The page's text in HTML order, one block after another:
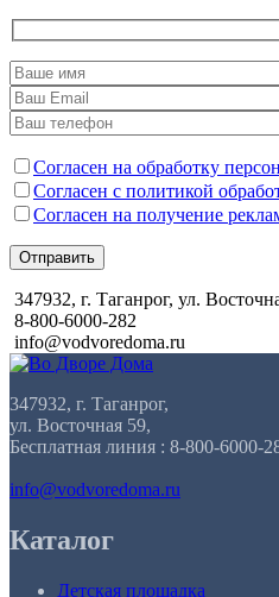
Согласен на обработку
Согласен с политикой
Согласен на получение
Отправить
347932, г. Таганрог, ул.
8-800-6000-282
info@vodvoredoma.ru
347932, г. Таганрог,
ул. Восточная 59,
Бесплатная линия : 8-800-6000-
info@vodvoredoma.ru
Каталог
Детская площадка